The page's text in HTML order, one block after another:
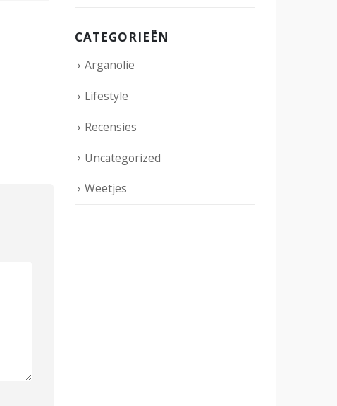
CATEGORIEËN
Arganolie
Lifestyle
Recensies
Uncategorized
Weetjes